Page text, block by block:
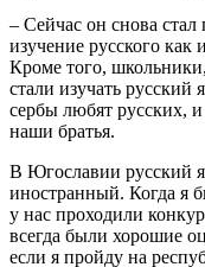
– Сейчас он снова
изучение русского как
Кроме того,
стали изучать русский
сербы любят русских,
наши братья.
В Югославии русский
иностранный. Когда я
у нас проходили
всегда были хорошие
если я пройду на